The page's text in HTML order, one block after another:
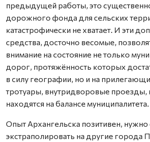
предыдущей работы, это
дорожного фонда для сельских
катастрофически не хватает. И эти
средства, досточно весомые,
внимание на состояние не только
дорог, протяжённость которых
в силу географии, но и на
тротуары, внутридворовые проезды,
находятся на балансе муниципалитета.
Опыт Архангельска позитивен, нужно
экстраполировать на другие города